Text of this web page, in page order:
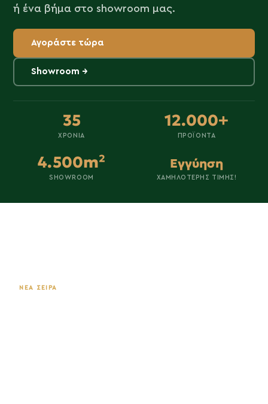
ή ένα βήμα στο showroom μας.
Αγοράστε τώρα
Showroom →
35
ΧΡΌΝΙΑ
12.000+
ΠΡΟΪΌΝΤΑ
4.500m²
SHOWROOM
Εγγύηση
ΧΑΜΗΛΌΤΕΡΗΣ ΤΙΜΉΣ!
ΝΕΑ ΣΕΙΡΑ